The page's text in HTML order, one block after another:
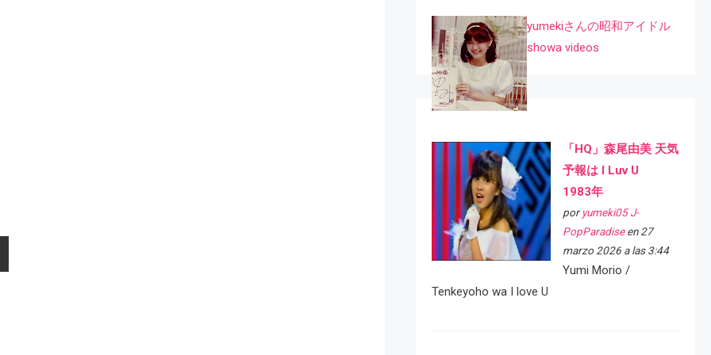
yumekiさんの昭和アイドル
showa videos
「HQ」森尾由美 天気
予報は I Luv U
1983年
por yumeki05 J-
PopParadiseen 27
marzo 2026 a las 3:44
Yumi Morio /
Tenkeyoho wa I love U